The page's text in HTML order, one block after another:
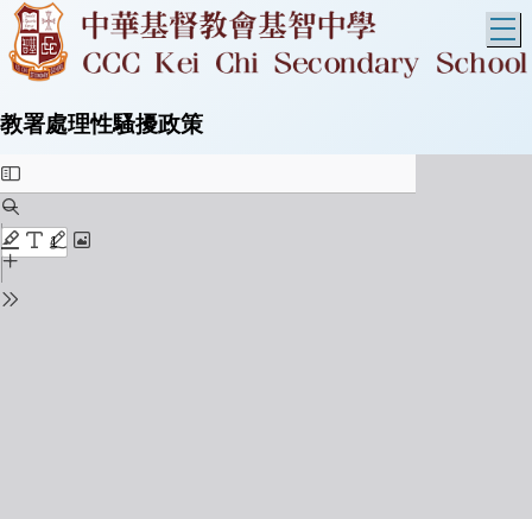
教署處理性騷擾政策